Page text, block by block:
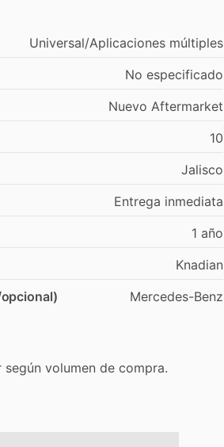
Universal​/​Aplicaciones múltiples
No especificado
Nuevo Aftermarket
10
Jalisco
Entrega inmediata
1 año
Knadian
Mercedes-Benz
según volumen de compra.